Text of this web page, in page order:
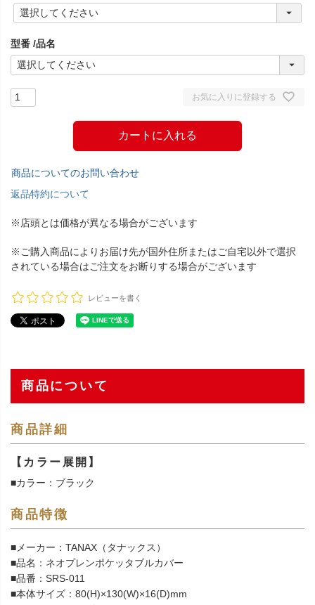
(
必
)
型番 品名
お気に入りに登録する
カートに入れる
商品についてのお問い合わせ
返品特約について
※店頭とは価格が異なる場合がございます
※ご購入商品によりお届け先が国外住所またはご自宅以外で選択
されている場合はご注文をお断りする場合がございます
レビューを書く
商品について
商品詳細
【カラー展開】
■カラー：ブラック
商品特徴
■メーカー：TANAX（タナックス）
■品名：ネオプレンポケッタブルカバー
■品番：SRS-011
■本体サイズ：80(H)×130(W)×16(D)mm